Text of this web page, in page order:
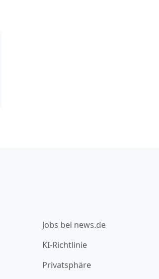
Jobs bei news.de
KI-Richtlinie
Privatsphäre